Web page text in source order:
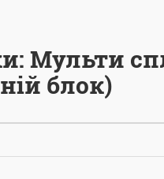
Мульти
блок)